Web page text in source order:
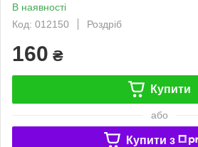
В наявності
Код: 012150
Роздріб
160 ₴
Купити
або
Купити з